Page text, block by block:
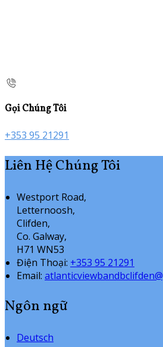
Gọi Chúng Tôi
+353 95 21291
Liên Hệ Chúng Tôi
Westport Road,
Letternoosh,
Clifden,
Co. Galway,
H71 WN53
Điện Thoại: +353 95 21291
Email:
Ngôn ngữ
Deutsch